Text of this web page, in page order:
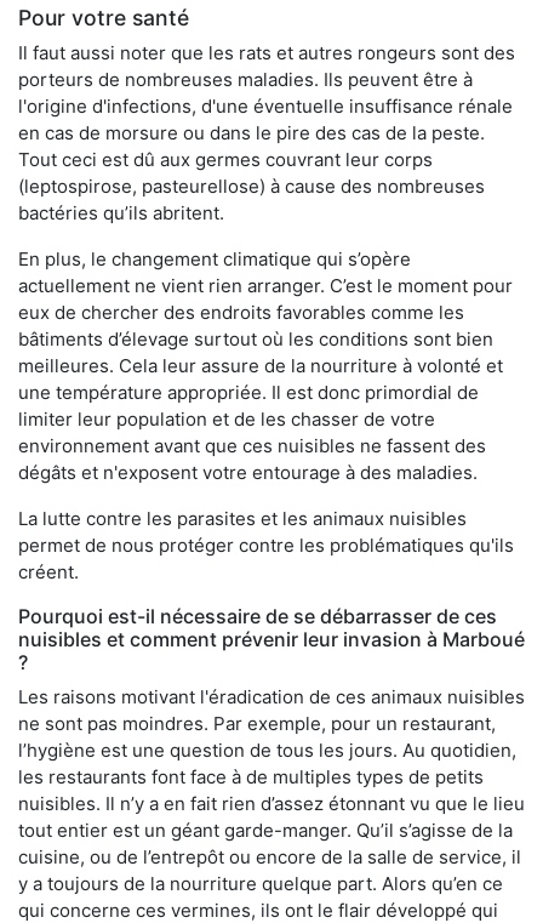
Pour votre santé
Il faut aussi noter que les rats et autres rongeurs sont des
porteurs de nombreuses maladies. Ils peuvent être à
l'origine d'infections, d'une éventuelle insuffisance rénale
en cas de morsure ou dans le pire des cas de la peste.
Tout ceci est dû aux germes couvrant leur corps
(leptospirose, pasteurellose) à cause des nombreuses
bactéries qu’ils abritent.
En plus, le changement climatique qui s’opère
actuellement ne vient rien arranger. C’est le moment pour
eux de chercher des endroits favorables comme les
bâtiments d’élevage surtout où les conditions sont bien
meilleures. Cela leur assure de la nourriture à volonté et
une température appropriée. Il est donc primordial de
limiter leur population et de les chasser de votre
environnement avant que ces nuisibles ne fassent des
dégâts et n'exposent votre entourage à des maladies.
La lutte contre les parasites et les animaux nuisibles
permet de nous protéger contre les problématiques qu'ils
créent.
Pourquoi est-il nécessaire de se débarrasser de ces
nuisibles et comment prévenir leur invasion à Marboué
?
Les raisons motivant l'éradication de ces animaux nuisibles
ne sont pas moindres. Par exemple, pour un restaurant,
l’hygiène est une question de tous les jours. Au quotidien,
les restaurants font face à de multiples types de petits
nuisibles. Il n’y a en fait rien d’assez étonnant vu que le lieu
tout entier est un géant garde-manger. Qu’il s’agisse de la
cuisine, ou de l’entrepôt ou encore de la salle de service, il
y a toujours de la nourriture quelque part. Alors qu’en ce
qui concerne ces vermines, ils ont le flair développé qui